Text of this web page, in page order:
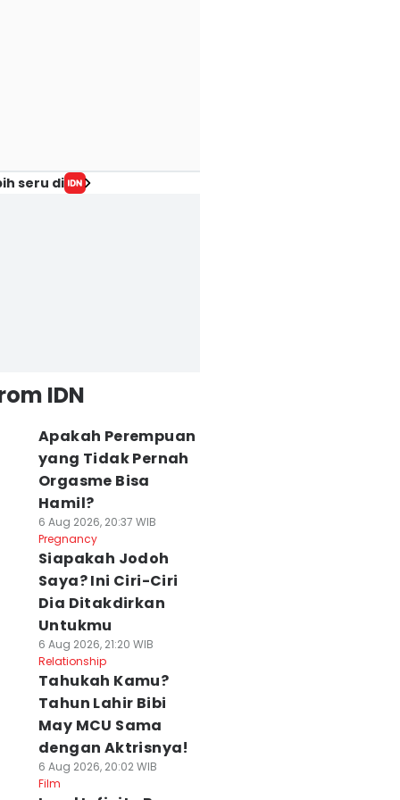
seru di
IDN
Apakah Perempuan
yang Tidak Pernah
Orgasme Bisa
Hamil?
6 Aug 2026, 20:37 WIB
Pregnancy
Siapakah Jodoh
Saya? Ini Ciri-Ciri
Dia Ditakdirkan
Untukmu
6 Aug 2026, 21:20 WIB
Relationship
Tahukah Kamu?
Tahun Lahir Bibi
May MCU Sama
dengan Aktrisnya!
6 Aug 2026, 20:02 WIB
Film